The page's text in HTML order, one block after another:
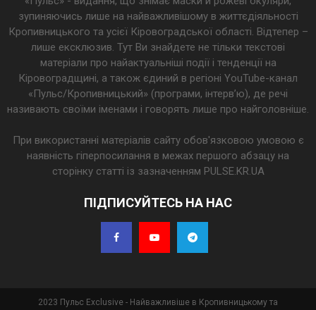
зупиняючись лише на найважливішому в життєдіяльності
Кропивницького та усієї Кіровоградської області. Відтепер –
лише ексклюзив. Тут Ви знайдете не тільки текстові
матеріали про найактуальніші події і тенденції на
Кіровоградщині, а також єдиний в регіоні YouTube-канал
«Пульс/Кропивницький» (програми, інтерв’ю), де речі
називають своїми іменами і говорять лише про найголовніше.
При використанні матеріалів сайту обов'язковою умовою є
наявність гіперпосилання в межах першого абзацу на
сторінку статті із зазначенням PULSE.KR.UA
ПІДПИСУЙТЕСЬ НА НАС
2023 Пульс Exclusive - Найважливіше в Кропивницькому та